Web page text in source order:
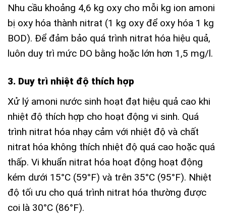
Nhu cầu khoảng 4,6 kg oxy cho mỗi kg ion amoni
bị oxy hóa thành nitrat (1 kg oxy để oxy hóa 1 kg
BOD). Để đảm bảo quá trình nitrat hóa hiệu quả,
luôn duy trì mức DO bằng hoặc lớn hơn 1,5 mg/l.
3. Duy trì nhiệt độ thích hợp
Xử lý amoni nước sinh hoạt đạt hiệu quả cao khi
nhiệt độ thích hợp cho hoạt động vi sinh. Quá
trình nitrat hóa nhạy cảm với nhiệt độ và chất
nitrat hóa không thích nhiệt độ quá cao hoặc quá
thấp. Vi khuẩn nitrat hóa hoạt động hoạt động
kém dưới 15°C (59°F) và trên 35°C (95°F). Nhiệt
độ tối ưu cho quá trình nitrat hóa thường được
coi là 30°C (86°F).